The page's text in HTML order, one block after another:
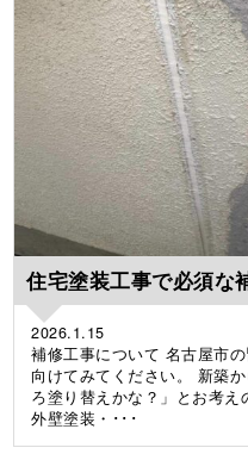
住宅塗装工事で必須な
2026.1.15
補修工事について 名古屋市
向けてみてください。 新築
ろ塗り替えかな？」とお考え
外壁塗装・･･･